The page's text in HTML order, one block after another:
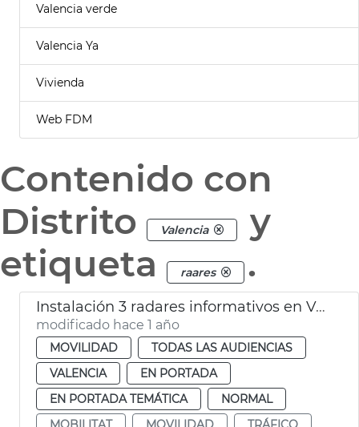
Valencia verde
Valencia Ya
Vivienda
Web FDM
Contenido con
Distrito
Valencia
y
etiqueta
raares .
Instalación 3 radares informativos en València
modificado hace 1 año
MOVILIDAD
TODAS LAS AUDIENCIAS
VALENCIA
EN PORTADA
EN PORTADA TEMÁTICA
NORMAL